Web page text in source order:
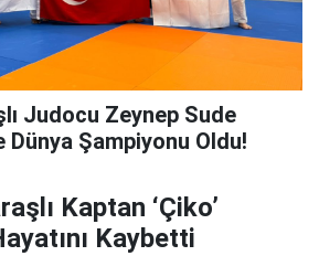
Judocu Zeynep Sude
Dünya Şampiyonu Oldu!
Kaptan ‘Çiko’
Kaybetti